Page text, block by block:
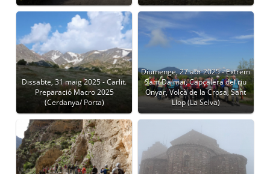
Dissabte, 31 maig 2025 - Carlit.
Preparació Macro 2025
(Cerdanya/ Porta)
Diumenge, 27 abr 2025 - Extrem
Sant Dalmai, Capçalera del riu
Onyar, Volcà de la Crosa, Sant
Llop (La Selva)